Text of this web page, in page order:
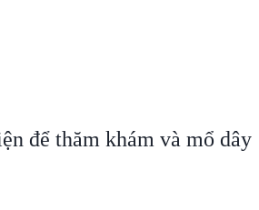
để thăm khám và mổ dây